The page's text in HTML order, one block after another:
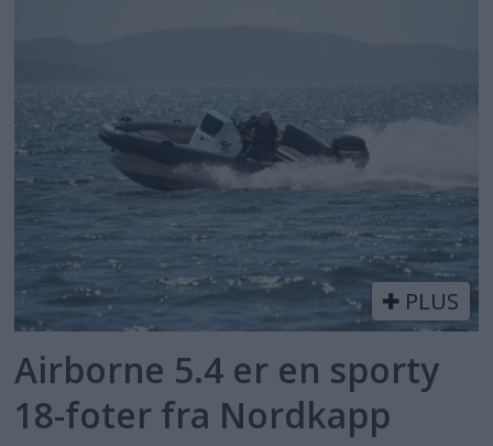
PLUS
Airborne 5.4 er en sporty
18-foter fra Nordkapp